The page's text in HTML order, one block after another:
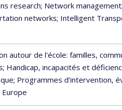
research; Network management
networks; Intelligent
autour de l'école: familles,
; Handicap, incapacités et
; Programmes d'intervention,